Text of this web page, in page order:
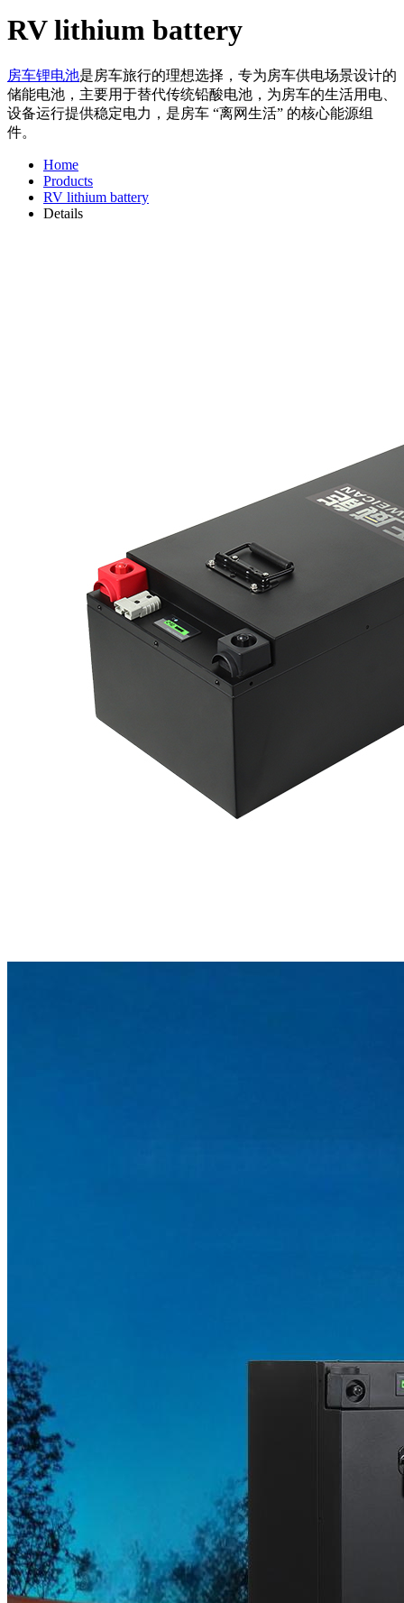
RV lithium battery
房车锂电池是房车旅行的理想选择，专为房车供电场景设计的
储能电池，主要用于替代传统铅酸电池，为房车的生活用电、
设备运行提供稳定电力，是房车 “离网生活” 的核心能源组
件。
Home
Products
RV lithium battery
Details